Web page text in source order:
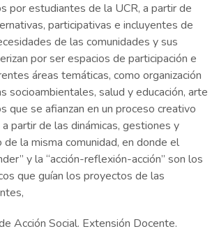
por estudiantes de la UCR, a partir de
participativas e incluyentes de
de las comunidades y sus
por ser espacios de participación e
áreas temáticas, como organización
socioambientales, salud y educación, arte
que se afianzan en un proceso creativo
partir de las dinámicas, gestiones y
la misma comunidad, en donde el
y la “acción-reflexión-acción” son los
que guían los proyectos de las
Acción Social. Extensión Docente.